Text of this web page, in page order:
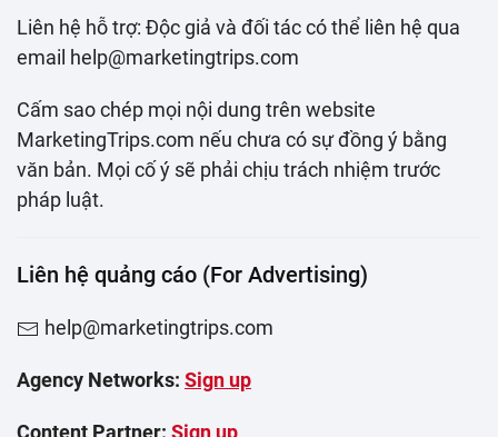
Liên hệ hỗ trợ: Độc giả và đối tác có thể liên hệ qua
email help@marketingtrips.com
Cấm sao chép mọi nội dung trên website
MarketingTrips.com nếu chưa có sự đồng ý bằng
văn bản. Mọi cố ý sẽ phải chịu trách nhiệm trước
pháp luật.
Liên hệ quảng cáo (For Advertising)
help@marketingtrips.com
Agency Networks: Sign up
Content Partner: Sign up